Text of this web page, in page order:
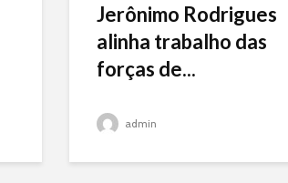
Jerônimo Rodrigues
alinha trabalho das
forças de...
admin